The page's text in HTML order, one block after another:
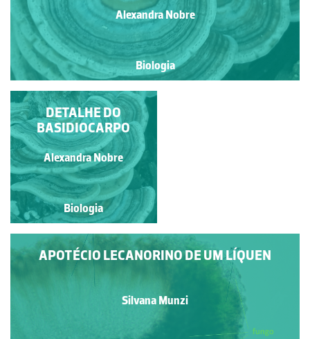
Alexandra Nobre
Biologia
HYPHOLOMA
FASCICULARE (HUDS.)
P. KUMM. - DETALHE
DE UM CONJUNTO DE
BASIDIOCARPOS.
Alexandra Nobre
Biologia
DETALHE DO
BASIDIOCARPO
Alexandra Nobre
Biologia
APOTÉCIO LECANORINO DE UM LÍQUEN
Silvana Munzi